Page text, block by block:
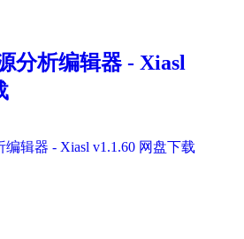
分析编辑器 - Xiasl